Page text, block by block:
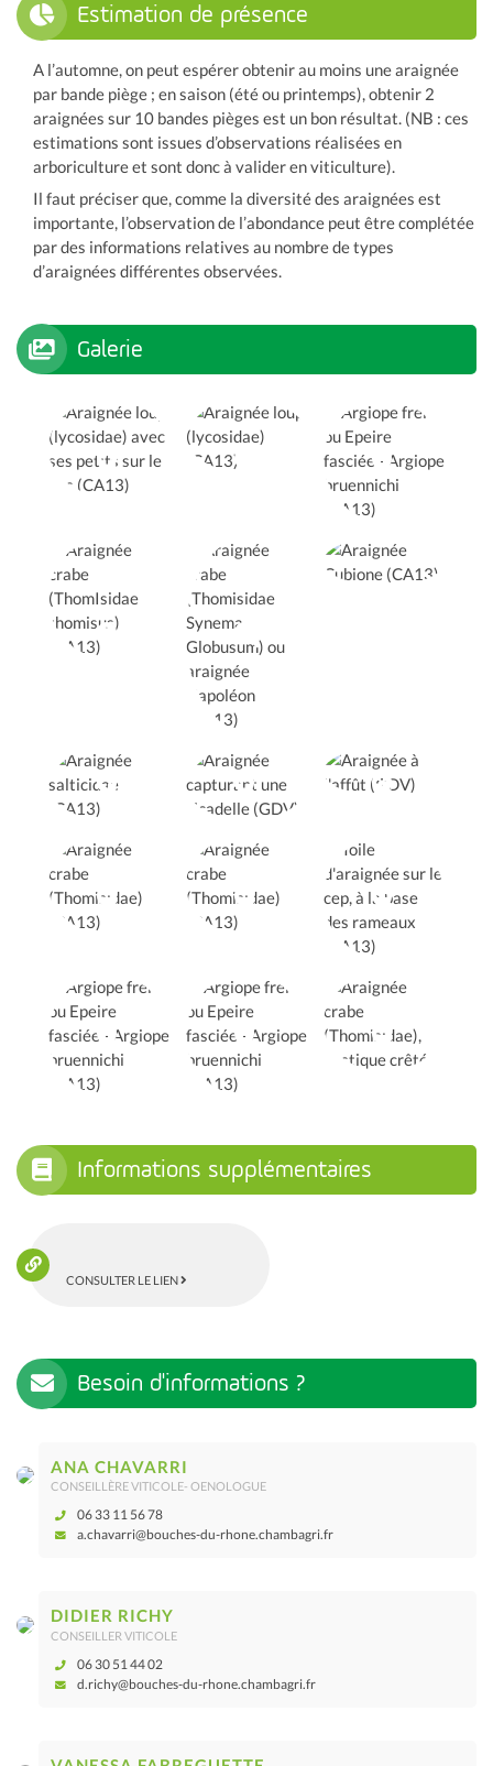
Estimation de présence
A l’automne, on peut espérer obtenir au moins une araignée
par bande piège ; en saison (été ou printemps), obtenir 2
araignées sur 10 bandes pièges est un bon résultat. (NB : ces
estimations sont issues d’observations réalisées en
arboriculture et sont donc à valider en viticulture).
Il faut préciser que, comme la diversité des araignées est
importante, l’observation de l’abondance peut être complétée
par des informations relatives au nombre de types
d’araignées différentes observées.
Galerie
Informations supplémentaires
CONSULTER LE LIEN
Besoin d'informations ?
ANA CHAVARRI
CONSEILLÈRE VITICOLE- OENOLOGUE
06 33 11 56 78
a.chavarri@bouches-du-rhone.chambagri.fr
DIDIER RICHY
CONSEILLER VITICOLE
06 30 51 44 02
d.richy@bouches-du-rhone.chambagri.fr